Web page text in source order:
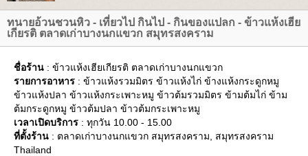
ทนายอ้วนชวนหิว - เที่ยวไป กินไป - กินของแปลก - ข้าวแห้งเฮี
เกียรติ ตลาดเก่าบางนกแขวก สมุทรสงคราม
ชื่อร้าน : ข้าวแห้งเฮียเกียรติ ตลาดเก่าบางนกแขวก
รายการอาหาร : ข้าวแห้งรวมมิตร ข้าวแห้งไก่ ข้างแห้งกระดูกหมู
ข้าวแห้งปลา ข้าวแห้งกระเพาะหมู ข้าวต้มรวมมิตร ข้ามต้มไก่ ข้าม
ต้มกระดูกหมู ข้าวต้มปลา ข้าวต้มกระเพาะหมู
เวลาเปิดบริการ : ทุกวัน 10.00 - 15.00
ที่ตั้งร้าน : ตลาดเก่าบางนกแขวก สมุทรสงคราม, สมุทรสงคราม
Thailand